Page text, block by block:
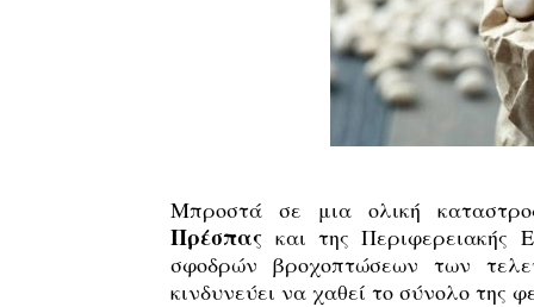
Μπροστά σε μια ολική
Πρέσπας και της Περιφερειακής
σφοδρών βροχοπτώσεων των
κινδυνεύει να χαθεί το σύνολο της